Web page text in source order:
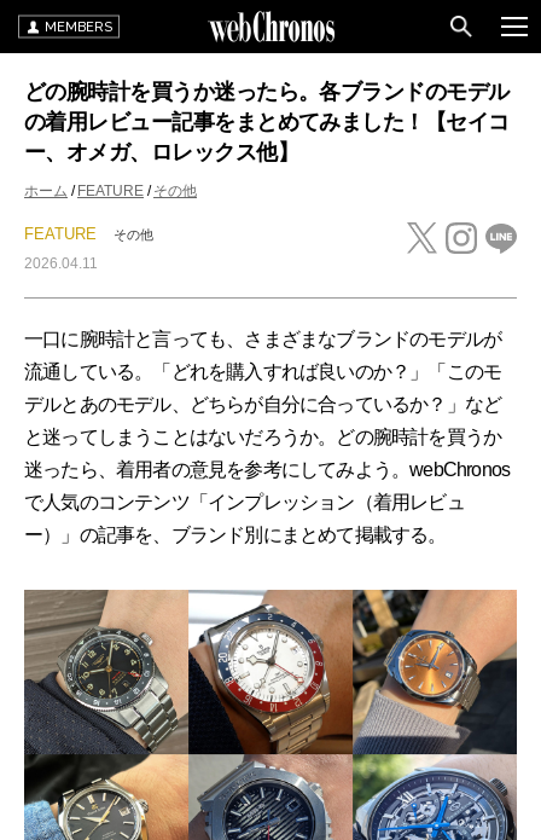
MEMBERS
どの腕時計を買うか迷ったら。各ブランドのモデル
の着用レビュー記事をまとめてみました！【セイコ
ー、オメガ、ロレックス他】
ホーム FEATURE その他
FEATURE その他
2026.04.11
一口に腕時計と言っても、さまざまなブランドのモデルが
流通している。「どれを購入すれば良いのか？」「このモ
デルとあのモデル、どちらが自分に合っているか？」など
と迷ってしまうことはないだろうか。どの腕時計を買うか
迷ったら、着用者の意見を参考にしてみよう。webChronos
で人気のコンテンツ「インプレッション（着用レビュ
ー）」の記事を、ブランド別にまとめて掲載する。